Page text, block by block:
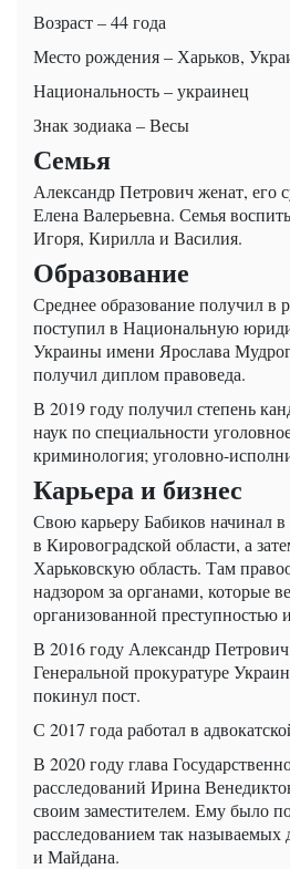
Возраст – 44 года
Место рождения – Харьков,
Национальность – украинец
Знак зодиака – Весы
Семья
Александр Петрович женат, его
Елена Валерьевна. Семья
Игоря, Кирилла и Василия.
Образование
Среднее образование получил в
поступил в Национальную
Украины имени Ярослава
получил диплом правоведа.
В 2019 году получил степень
наук по специальности
криминология; уголовно-
Карьера и бизнес
Свою карьеру Бабиков начинал в
в Кировоградской области, а
Харьковскую область. Там
надзором за органами, которые
организованной преступностью
В 2016 году Александр Петрович
Генеральной прокуратуре
покинул пост.
С 2017 года работал в
В 2020 году глава
расследований Ирина
своим заместителем. Ему было
расследованием так
и Майдана.